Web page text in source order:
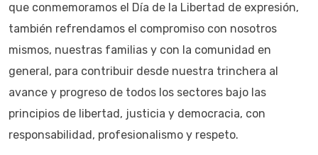
que conmemoramos el Día de la Libertad de expresión,
también refrendamos el compromiso con nosotros
mismos, nuestras familias y con la comunidad en
general, para contribuir desde nuestra trinchera al
avance y progreso de todos los sectores bajo las
principios de libertad, justicia y democracia, con
responsabilidad, profesionalismo y respeto.